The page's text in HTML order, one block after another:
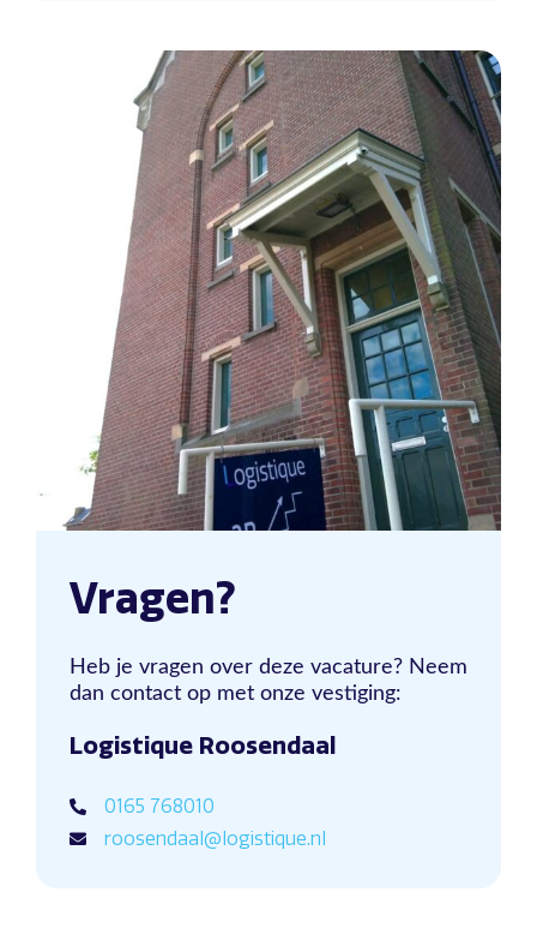
Vragen?
Heb je vragen over deze vacature? Neem
dan contact op met onze vestiging:
Logistique Roosendaal
0165 768010
roosendaal@logistique.nl